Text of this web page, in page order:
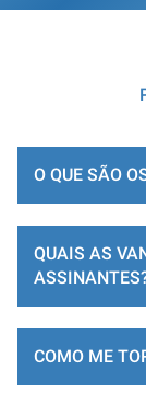
O QUE SÃO
QUAIS AS
COMO ME